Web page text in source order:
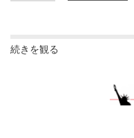
続きを観る